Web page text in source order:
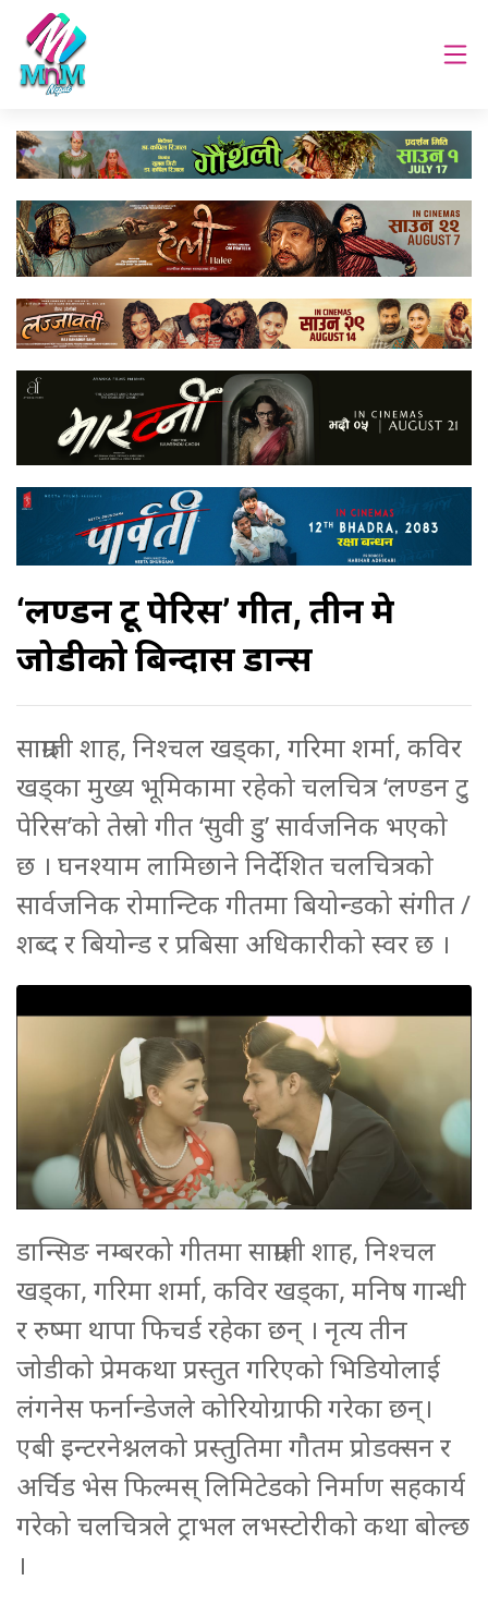
‘लण्डन टू पेरिस’ गीत, तीन प्रेम
जोडीको बिन्दास डान्स
साम्राज्ञी शाह, निश्चल खड्का, गरिमा शर्मा, कविर
खड्का मुख्य भूमिकामा रहेको चलचित्र ‘लण्डन टु
पेरिस’को तेस्रो गीत ‘सुवी डु’ सार्वजनिक भएको
छ । घनश्याम लामिछाने निर्देशित चलचित्रको
सार्वजनिक रोमान्टिक गीतमा बियोन्डको संगीत /
शब्द र बियोन्ड र प्रबिसा अधिकारीको स्वर छ ।
डान्सिङ नम्बरको गीतमा साम्राज्ञी शाह, निश्चल
खड्का, गरिमा शर्मा, कविर खड्का, मनिष गान्धी
र रुष्मा थापा फिचर्ड रहेका छन् । नृत्य तीन
जोडीको प्रेमकथा प्रस्तुत गरिएको भिडियोलाई
लंगनेस फर्नान्डेजले कोरियोग्राफी गरेका छन्।
एबी इन्टरनेश्नलको प्रस्तुतिमा गौतम प्रोडक्सन र
अर्चिड भेस फिल्मस् लिमिटेडको निर्माण सहकार्य
गरेको चलचित्रले ट्राभल लभस्टोरीको कथा बोल्छ
।